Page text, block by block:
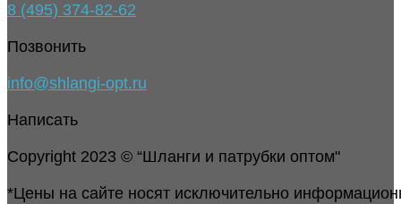
8 (495) 374-82-62
Позвонить
info@shlangi-opt.ru
Написать
Copyright 2023 © “Шланги и патрубки оптом"
*Цены на сайте носят исключительно